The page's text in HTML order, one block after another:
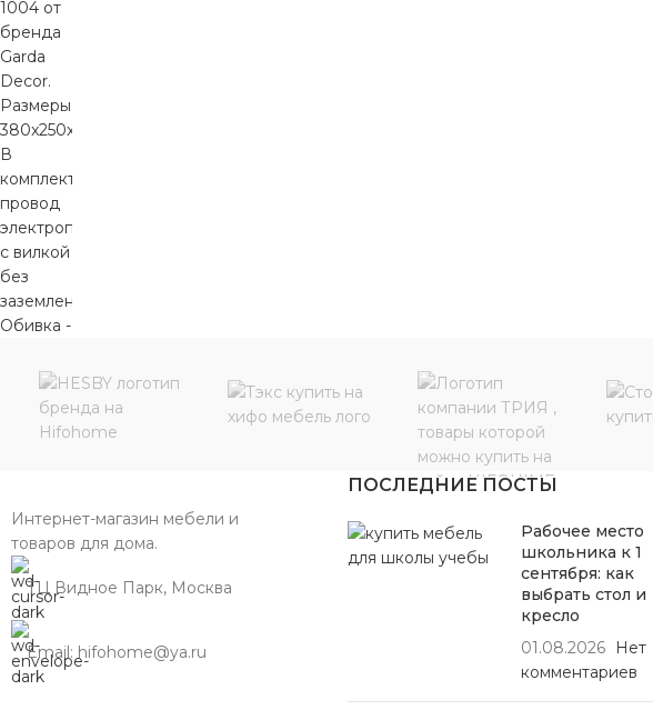
Интернет-магазин мебели и
товаров для дома.
ТЦ Видное Парк, Москва
Email: hifohome@ya.ru
ПОСЛЕДНИЕ ПОСТЫ
Рабочее место
школьника к 1
сентября: как
выбрать стол и
кресло
01.08.2026
Нет
комментариев